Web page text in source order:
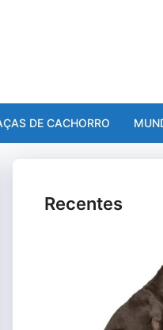
DE CACHORRO
Recentes